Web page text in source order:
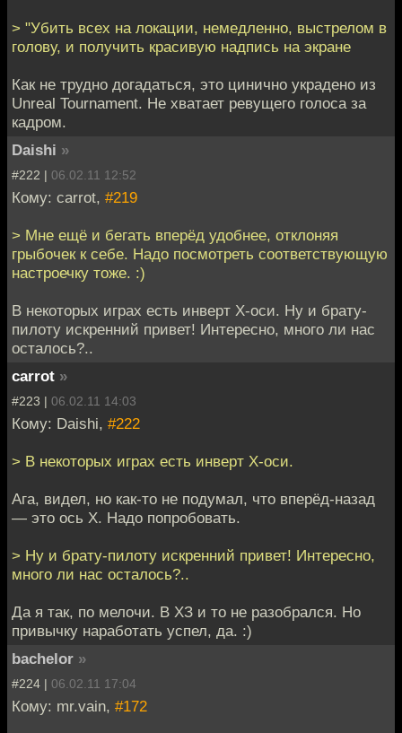
> "Убить всех на локации, немедленно, выстрелом в
голову, и получить красивую надпись на экране
Как не трудно догадаться, это цинично украдено из
Unreal Tournament. Не хватает ревущего голоса за
кадром.
Daishi »
#222 | 06.02.11 12:52
Кому: carrot, #219
> Мне ещё и бегать вперёд удобнее, отклоняя
грыбочек к себе. Надо посмотреть соответствующую
настроечку тоже. :)
В некоторых играх есть инверт Х-оси. Ну и брату-
пилоту искренний привет! Интересно, много ли нас
осталось?..
carrot »
#223 | 06.02.11 14:03
Кому: Daishi, #222
> В некоторых играх есть инверт Х-оси.
Ага, видел, но как-то не подумал, что вперёд-назад
— это ось Х. Надо попробовать.
> Ну и брату-пилоту искренний привет! Интересно,
много ли нас осталось?..
Да я так, по мелочи. В ХЗ и то не разобрался. Но
привычку наработать успел, да. :)
bachelor »
#224 | 06.02.11 17:04
Кому: mr.vain, #172